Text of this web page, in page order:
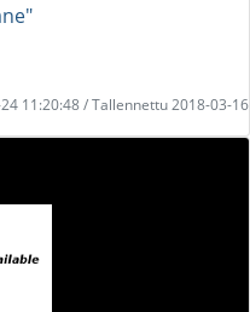
11:20:48 / Tallennettu 2018-03-16